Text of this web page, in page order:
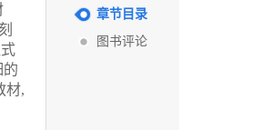
的
材,
章节目录
图书评论